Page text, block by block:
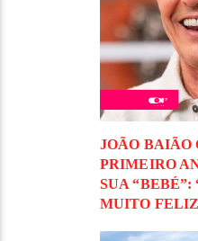
JOÃO BAIÃO
PRIMEIRO
SUA “BEBÉ”:
MUITO